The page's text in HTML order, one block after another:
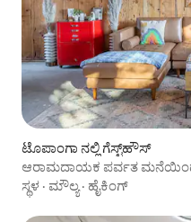
ಟೊಪಾಂಗಾ ನಲ್ಲಿ ಗೆಸ್ಟ್‌ಹೌಸ್
ಆರಾಮದಾಯಕ ಪರ್ವತ ಮನೆಯಿಂದ
ಸ್ಥಳ · ಮೌಲ್ಯ· ಹೈಕಿಂಗ್